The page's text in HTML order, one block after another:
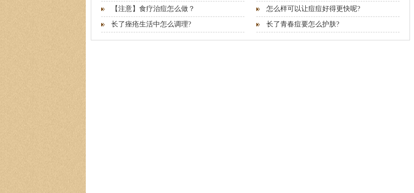
【注意】食疗治痘怎么做？ 怎么样可以让痘痘好得更快呢?
长了痤疮生活中怎么调理? 长了青春痘要怎么护肤?